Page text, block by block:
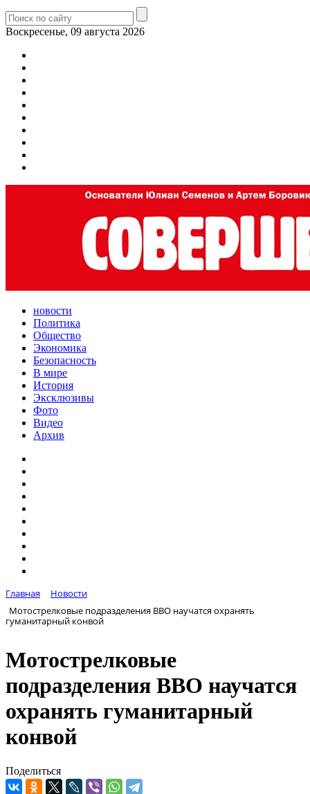
Воскресенье, 09 августа 2026
новости
Политика
Общество
Экономика
Безопасность
В мире
История
Эксклюзивы
Фото
Видео
Архив
Главная
Новости
Мотострелковые подразделения ВВО научатся охранять
гуманитарный конвой
Мотострелковые
подразделения ВВО научатся
охранять гуманитарный
конвой
Поделиться